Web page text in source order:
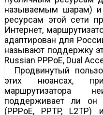
называемым шарам)
ресурсам этой сети
Интернет,
адаптирован для
называют поддержку
Russian PPPoE, Dual
Продвинутый
этих нюансах,
маршрутизатора
поддерживает ли он
(PPPoE, PPTP, L2TP)